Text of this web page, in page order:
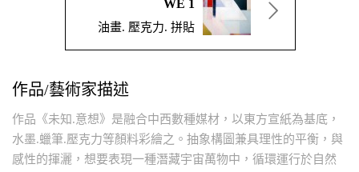
WE 1
油畫. 壓克力. 拼貼
作品/藝術家描述
作品《未知.意想》是融合中西數種媒材，以東方宣紙為基底，
水墨.蠟筆.壓克力等顏料彩繪之。抽象構圖兼具理性的平衡，與
感性的揮灑，想要表現一種潛藏宇宙萬物中，循環運行於自然